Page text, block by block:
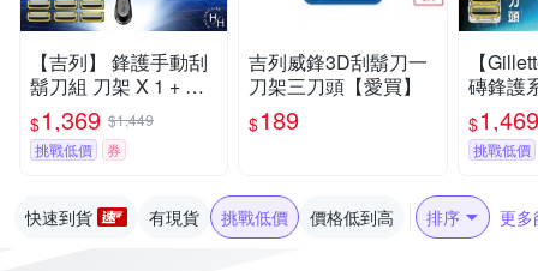
【吉列】 鋒護手動刮
鬍刀組 刀架 X 1 + 刀
頭 X 10
$1,369 $1,449
挑戰低價
券
吉列威鋒3D刮鬍刀一
刀架三刀頭【愛買】
$189
【
磚鋒護
刀
$1,469
挑戰低價
快速到貨 有現貨 挑戰低價 價格低到高 排序 更多